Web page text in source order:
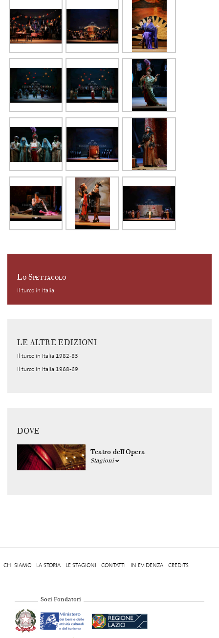
Lo Spettacolo
Il turco in Italia
LE ALTRE EDIZIONI
Il turco in Italia 1982-83
Il turco in Italia 1968-69
DOVE
Teatro dell'Opera
Stagioni
CHI SIAMO LA STORIA LE STAGIONI CONTATTI IN EVIDENZA CREDITS
Soci Fondatori